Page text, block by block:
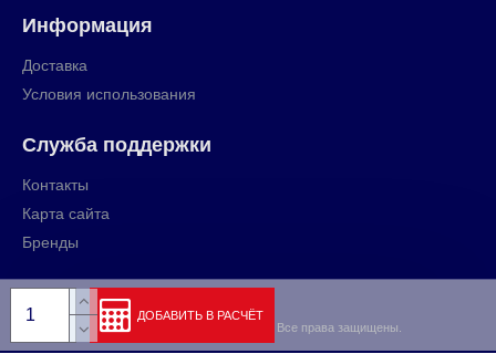
ДОБАВИТЬ В РАСЧЁТ
Информация
Доставка
Условия использования
Служба поддержки
Контакты
Карта сайта
Бренды
Copyright © 2009-2024, rihut.org, Все права защищены.